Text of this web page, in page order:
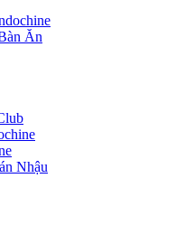
Ăn
Nhậu